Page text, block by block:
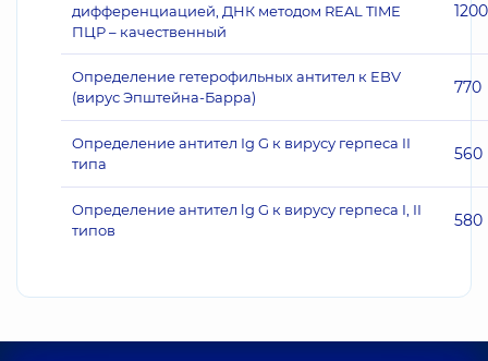
дифференциацией, ДНК методом REAL TIME
ПЦР – качественный
1200
Определение гетерофильных антител к EBV
(вирус Эпштейна-Барра)
770
Oпределение антител Ig G к вирусу герпеса II
типа
560
Oпределение антител lg G к вирусу герпеса I, II
типов
580